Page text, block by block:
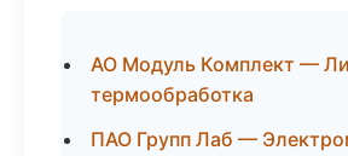
АО Модуль Комплект —
термообработка
ПАО Групп Лаб —